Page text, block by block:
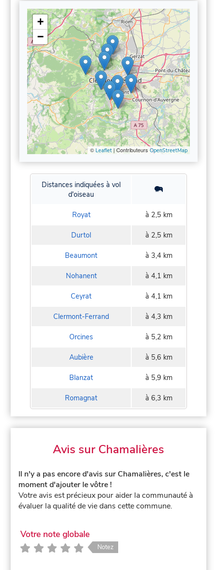
+
−
© Leaflet| Contributeurs OpenStreetMap
Distances indiquées à vol
d'oiseau
Royat à 2,5 km
Durtol à 2,5 km
Beaumont à 3,4 km
Nohanent à 4,1 km
Ceyrat à 4,1 km
Clermont-Ferrand à 4,3 km
Orcines à 5,2 km
Aubière à 5,6 km
Blanzat à 5,9 km
Romagnat à 6,3 km
Avis sur Chamalières
Il n'y a pas encore d'avis sur Chamalières, c'est le
moment d'ajouter le vôtre !
Votre avis est précieux pour aider la communauté à
évaluer la qualité de vie dans cette commune.
Votre note globale
Notez